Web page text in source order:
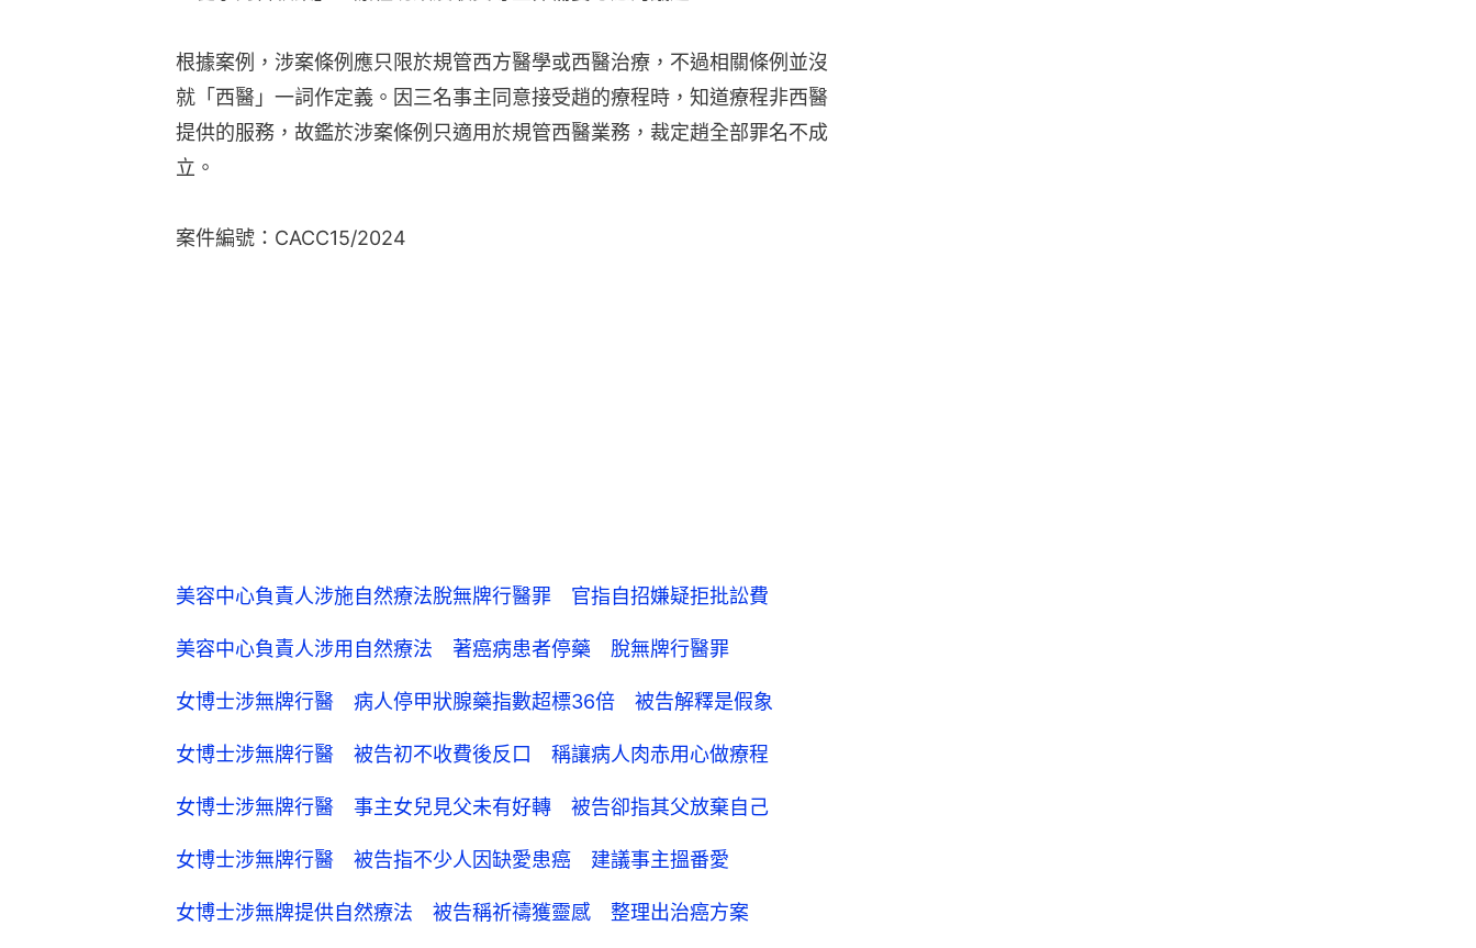
根據案例，涉案條例應只限於規管西方醫學或西醫治療，不過相關條例並沒
就「西醫」一詞作定義。因三名事主同意接受趙的療程時，知道療程非西醫
提供的服務，故鑑於涉案條例只適用於規管西醫業務，裁定趙全部罪名不成
立。
案件編號：CACC15/2024
美容中心負責人涉施自然療法脫無牌行醫罪 官指自招嫌疑拒批訟費
美容中心負責人涉用自然療法 著癌病患者停藥 脫無牌行醫罪
女博士涉無牌行醫 病人停甲狀腺藥指數超標36倍 被告解釋是假象
女博士涉無牌行醫 被告初不收費後反口 稱讓病人肉赤用心做療程
女博士涉無牌行醫 事主女兒見父未有好轉 被告卻指其父放棄自己
女博士涉無牌行醫 被告指不少人因缺愛患癌 建議事主搵番愛
女博士涉無牌提供自然療法 被告稱祈禱獲靈感 整理出治癌方案